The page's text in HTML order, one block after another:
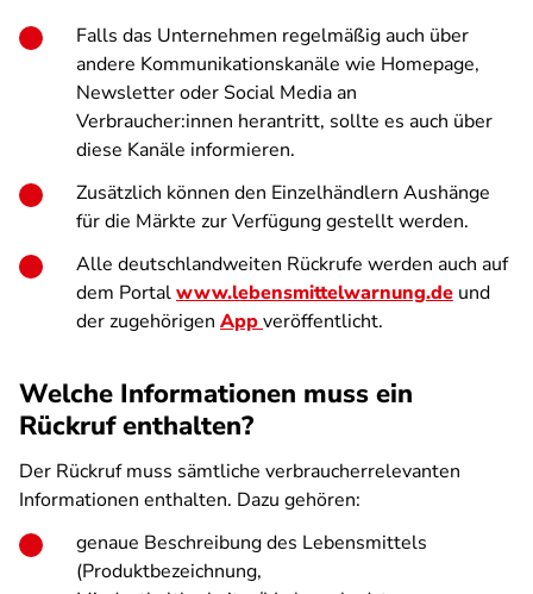
Falls das Unternehmen regelmäßig auch über
andere Kommunikationskanäle wie Homepage,
Newsletter oder Social Media an
Verbraucher:innen herantritt, sollte es auch über
diese Kanäle informieren.
Zusätzlich können den Einzelhändlern Aushänge
für die Märkte zur Verfügung gestellt werden.
Alle deutschlandweiten Rückrufe werden auch auf
dem Portalwww.lebensmittelwarnung.de und
der zugehörigen Appveröffentlicht.
Welche Informationen muss ein
Rückruf enthalten?
Der Rückruf muss sämtliche verbraucherrelevanten
Informationen enthalten. Dazu gehören:
genaue Beschreibung des Lebensmittels
(Produktbezeichnung,